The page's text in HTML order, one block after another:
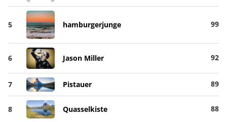
5 hamburgerjunge 99
6 Jason Miller 92
7 Pistauer 89
8 Quasselkiste 88